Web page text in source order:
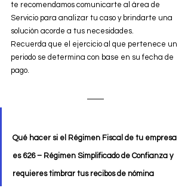
te recomendamos comunicarte al área de
Servicio para analizar tu caso y brindarte una
solución acorde a tus necesidades.
Recuerda que el ejercicio al que pertenece un
periodo se determina con base en su fecha de
pago.
Qué hacer si el Régimen Fiscal de tu empresa
es 626 – Régimen Simplificado de Confianza y
requieres timbrar tus recibos de nómina